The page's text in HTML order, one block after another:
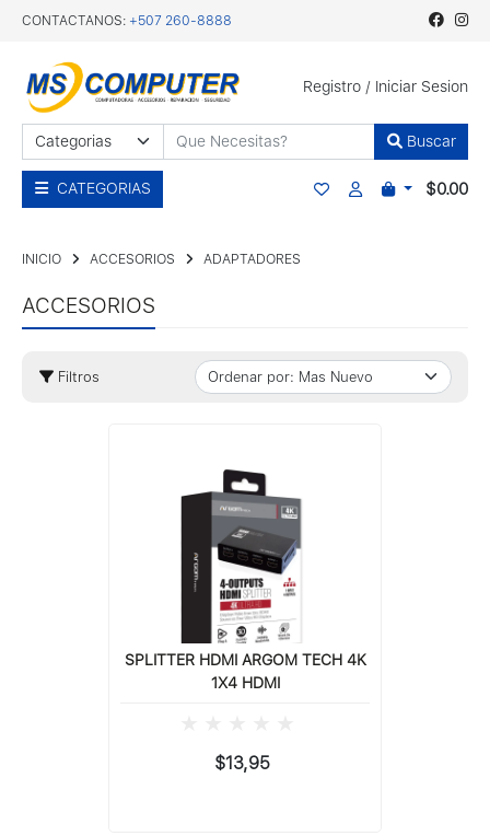
CONTACTANOS: +507 260-8888
Registro / Iniciar Sesion
CATEGORIAS
Buscar
$0.00
INICIO ACCESORIOS ADAPTADORES
ACCESORIOS
Filtros
SPLITTER HDMI ARGOM TECH 4K
1X4 HDMI
$13,95